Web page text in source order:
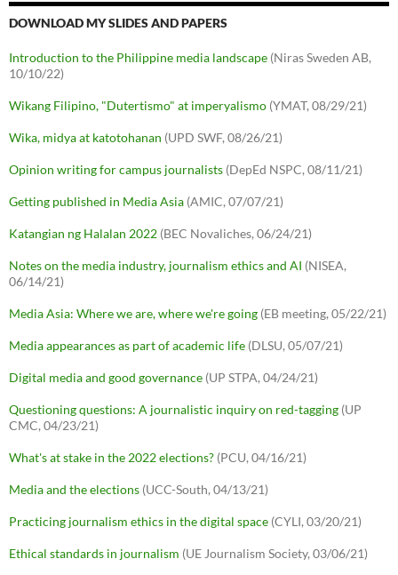
DOWNLOAD MY SLIDES AND PAPERS
Introduction to the Philippine media landscape (Niras Sweden AB,
10/10/22)
Wikang Filipino, "Dutertismo" at imperyalismo (YMAT, 08/29/21)
Wika, midya at katotohanan (UPD SWF, 08/26/21)
Opinion writing for campus journalists (DepEd NSPC, 08/11/21)
Getting published in Media Asia (AMIC, 07/07/21)
Katangian ng Halalan 2022 (BEC Novaliches, 06/24/21)
Notes on the media industry, journalism ethics and AI (NISEA,
06/14/21)
Media Asia: Where we are, where we're going (EB meeting, 05/22/21)
Media appearances as part of academic life (DLSU, 05/07/21)
Digital media and good governance (UP STPA, 04/24/21)
Questioning questions: A journalistic inquiry on red-tagging (UP
CMC, 04/23/21)
What's at stake in the 2022 elections? (PCU, 04/16/21)
Media and the elections (UCC-South, 04/13/21)
Practicing journalism ethics in the digital space (CYLI, 03/20/21)
Ethical standards in journalism (UE Journalism Society, 03/06/21)